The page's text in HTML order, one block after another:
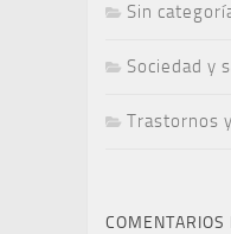
Sin
Sociedad y
Trastornos
COMENTARIOS